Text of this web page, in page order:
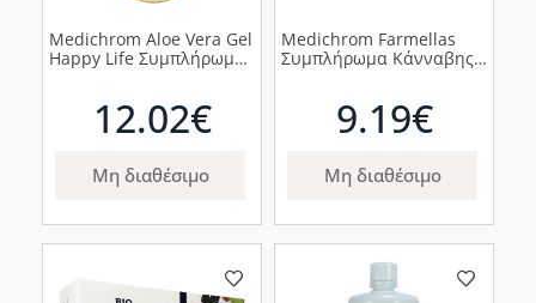
Medichrom Aloe Vera Gel
Happy Life Συμπλήρωμα
Χίου, 1lt12.02€
Μη διαθέσιμο
Medichrom Farmellas
Συμπλήρωμα Κάνναβης
9.19€
Μη διαθέσιμο